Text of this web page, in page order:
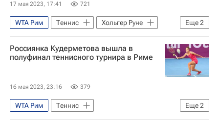
17 мая 2023, 17:41 721
Еще2
WTA Рим Теннис
Хольгер Руне
Новак Джокович
Каспер Рууд
Россиянка Кудерметова вышла в
полуфинал теннисного турнира в Риме
16 мая 2023, 23:16 379
Еще2
WTA Рим
Теннис
Вероника Кудерметова